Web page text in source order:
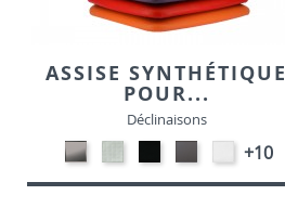
ASSISE SYNTHÉTIQUE
POUR...
Déclinaisons
CARBON
LOOK-
SIMILI
ALU-
SIMILI
NOIR-
SIMILI
GRIS-
SIMILI
EKOS
BLANC-
SIMILI
+10